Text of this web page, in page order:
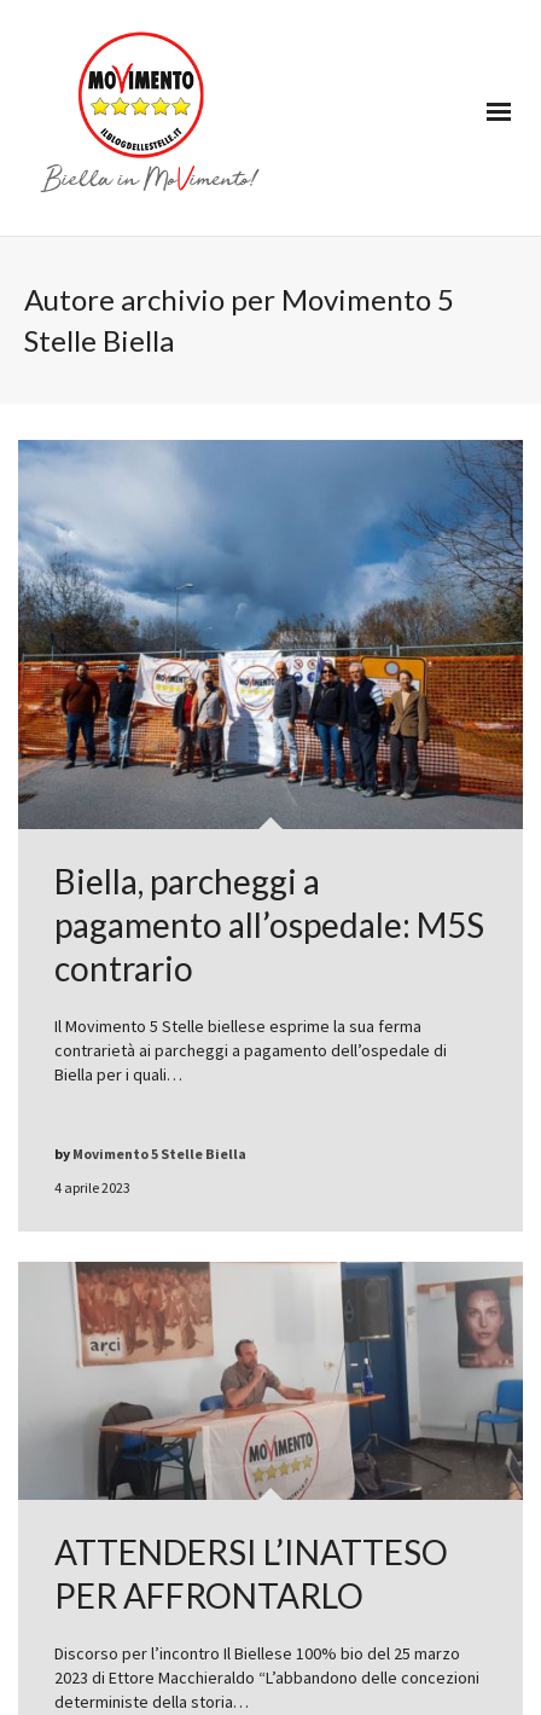
Autore archivio per Movimento 5
Stelle Biella
Biella, parcheggi a
pagamento all’ospedale: M5S
contrario
Il Movimento 5 Stelle biellese esprime la sua ferma
contrarietà ai parcheggi a pagamento dell’ospedale di
Biella per i quali…
4 aprile 2023
by Movimento 5 Stelle Biella
ATTENDERSI L’INATTESO
PER AFFRONTARLO
Discorso per l’incontro Il Biellese 100% bio del 25 marzo
2023 di Ettore Macchieraldo “L’abbandono delle concezioni
deterministe della storia…